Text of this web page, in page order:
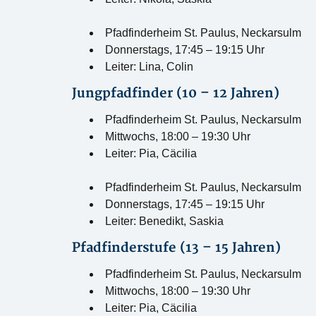
Pfadfinderheim St. Paulus, Neckarsulm
Donnerstags, 17:45 – 19:15 Uhr
Leiter: Lina, Colin
Jungpfadfinder (10 – 12 Jahren)
Pfadfinderheim St. Paulus, Neckarsulm
Mittwochs, 18:00 – 19:30 Uhr
Leiter: Pia, Cäcilia
Pfadfinderheim St. Paulus, Neckarsulm
Donnerstags, 17:45 – 19:15 Uhr
Leiter: Benedikt, Saskia
Pfadfinderstufe (13 – 15 Jahren)
Pfadfinderheim St. Paulus, Neckarsulm
Mittwochs, 18:00 – 19:30 Uhr
Leiter: Pia, Cäcilia